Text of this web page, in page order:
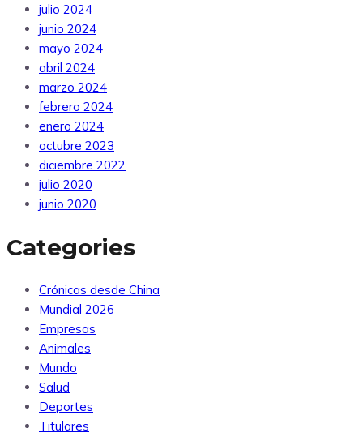
julio 2024
junio 2024
mayo 2024
abril 2024
marzo 2024
febrero 2024
enero 2024
octubre 2023
diciembre 2022
julio 2020
junio 2020
Categories
Crónicas desde China
Mundial 2026
Empresas
Animales
Mundo
Salud
Deportes
Titulares